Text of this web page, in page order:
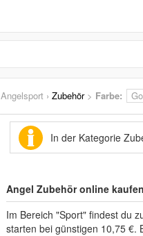
Angelsport › Zubehör> Farbe:
In der Kategorie
Angel Zubehör online
Im Bereich "Sport" findest du
starten bei günstigen 10,75 €.